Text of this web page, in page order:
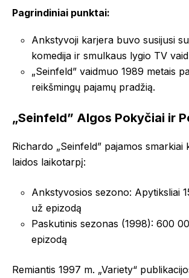
Pagrindiniai punktai:
Ankstyvoji karjera buvo susijusi
komedija ir smulkaus lygio TV
„Seinfeld” vaidmuo 1989 metais
reikšmingų pajamų pradžią.
„Seinfeld” Algos Pokyčiai ir
Richardo „Seinfeld” pajamos smarkiai
laidos laikotarpį:
Ankstyvosios sezono: Apytiksliai
už epizodą
Paskutinis sezonas (1998): 600
epizodą
Remiantis 1997 m. „Variety“